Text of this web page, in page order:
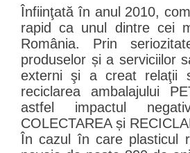
Înfiinţată în anul 2010,
rapid ca unul dintre cei
România. Prin
produselor și a serviciilor
externi şi a creat relaţii
reciclarea ambalajului
astfel impactul
COLECTAREA și
În cazul în care plasticul